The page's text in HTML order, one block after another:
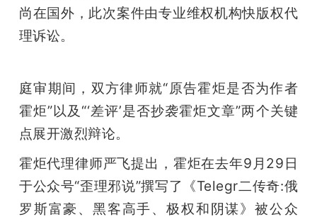
专
爱
搞
尚在国外，此次案件由专业维权机构快版权代
理诉讼。
庭审期间，双方律师就“原告霍炬是否为作者
霍炬”以及“‘差评’是否抄袭霍炬文章”两个关键
点展开激烈辩论。
霍炬代理律师严飞提出，霍炬在去年9月29日
于公众号“歪理邪说”撰写了《Telegr二传奇:俄
罗斯富豪、黑客高手、极权和阴谋》被公众